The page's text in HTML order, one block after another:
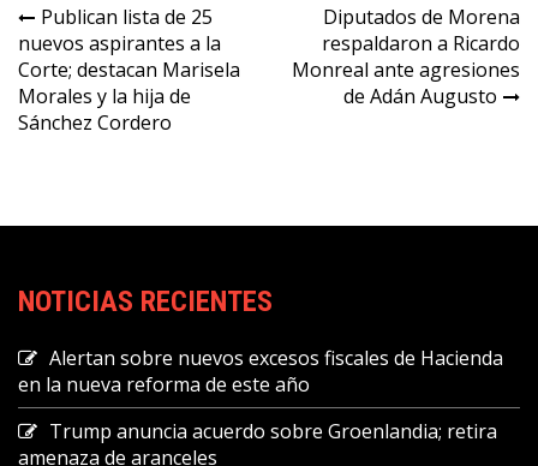
Navegación
de
entradas
Publican lista de 25
nuevos aspirantes a la
Corte; destacan Marisela
Morales y la hija de
Sánchez Cordero
Diputados de Morena
respaldaron a Ricardo
Monreal ante agresiones
de Adán Augusto
NOTICIAS RECIENTES
Alertan sobre nuevos excesos fiscales de Hacienda
en la nueva reforma de este año
Trump anuncia acuerdo sobre Groenlandia; retira
amenaza de aranceles